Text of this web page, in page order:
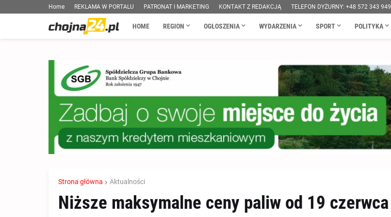
Home REKLAMA W PORTALU PATRONAT I MARKETING KONTAKT Z REDAKCJĄ TELEFON DYŻURNY: +48 572 343 949
HOME REGION OGŁOSZENIA WYDARZENIA SPORT POLITYKA
Strona główna Aktualności
Niższe maksymalne ceny paliw od 19 czerwca